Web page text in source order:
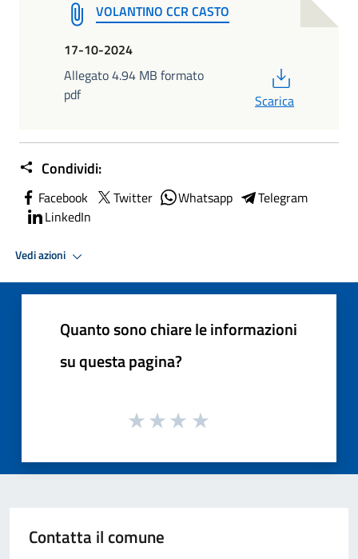
VOLANTINO CCR CASTO
17-10-2024
Allegato 4.94 MB formato
pdf
Scarica
Condividi:
Facebook Twitter Whatsapp
Telegram
LinkedIn
Vedi azioni
Quanto sono chiare le informazioni
su questa pagina?
Contatta il comune